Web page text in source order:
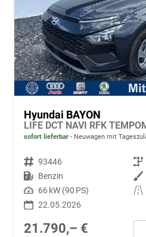
Hyundai BAYON
LIFE DCT NAVI RFK
sofort lieferbar Neuwagen mit
Fahrzeugnr. 93446 Getriebe
Kraftstoff Benzin Außenfarbe
Leistung 66 kW (90 PS) Kilometerstand
22.05.2026
21.790,– €